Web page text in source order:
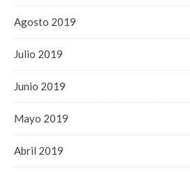
Agosto 2019
Julio 2019
Junio 2019
Mayo 2019
Abril 2019